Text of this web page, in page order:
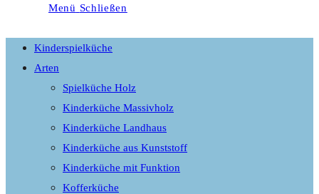
Menü Schließen
Kinderspielküche
Arten
Spielküche Holz
Kinderküche Massivholz
Kinderküche Landhaus
Kinderküche aus Kunststoff
Kinderküche mit Funktion
Kofferküche